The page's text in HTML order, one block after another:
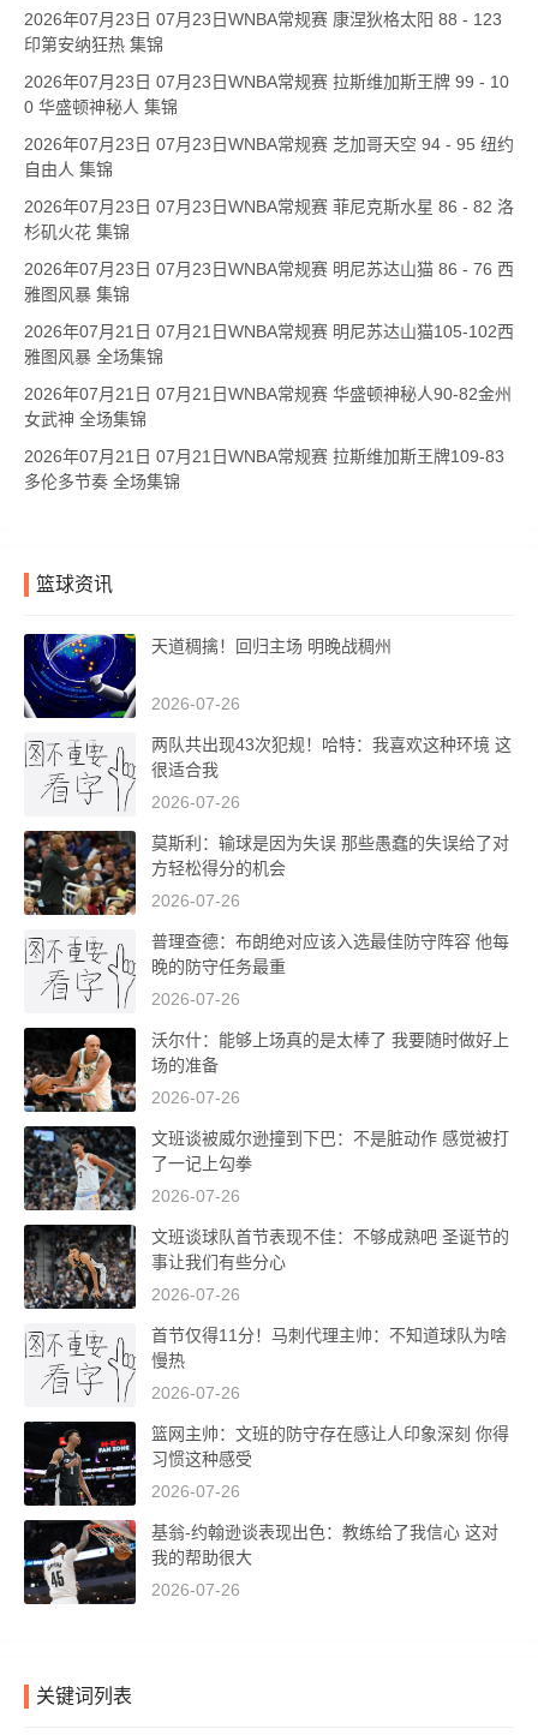
2026年07月23日 07月23日WNBA常规赛 康涅狄格太阳 88 - 123
印第安纳狂热 集锦
2026年07月23日 07月23日WNBA常规赛 拉斯维加斯王牌 99 - 10
0 华盛顿神秘人 集锦
2026年07月23日 07月23日WNBA常规赛 芝加哥天空 94 - 95 纽约
自由人 集锦
2026年07月23日 07月23日WNBA常规赛 菲尼克斯水星 86 - 82 洛
杉矶火花 集锦
2026年07月23日 07月23日WNBA常规赛 明尼苏达山猫 86 - 76 西
雅图风暴 集锦
2026年07月21日 07月21日WNBA常规赛 明尼苏达山猫105-102西
雅图风暴 全场集锦
2026年07月21日 07月21日WNBA常规赛 华盛顿神秘人90-82金州
女武神 全场集锦
2026年07月21日 07月21日WNBA常规赛 拉斯维加斯王牌109-83
多伦多节奏 全场集锦
篮球资讯
天道稠擒！回归主场 明晚战稠州
2026-07-26
两队共出现43次犯规！哈特：我喜欢这种环境 这
很适合我
2026-07-26
莫斯利：输球是因为失误 那些愚蠢的失误给了对
方轻松得分的机会
2026-07-26
普理查德：布朗绝对应该入选最佳防守阵容 他每
晚的防守任务最重
2026-07-26
沃尔什：能够上场真的是太棒了 我要随时做好上
场的准备
2026-07-26
文班谈被威尔逊撞到下巴：不是脏动作 感觉被打
了一记上勾拳
2026-07-26
文班谈球队首节表现不佳：不够成熟吧 圣诞节的
事让我们有些分心
2026-07-26
首节仅得11分！马刺代理主帅：不知道球队为啥
慢热
2026-07-26
篮网主帅：文班的防守存在感让人印象深刻 你得
习惯这种感受
2026-07-26
基翁-约翰逊谈表现出色：教练给了我信心 这对
我的帮助很大
2026-07-26
关键词列表